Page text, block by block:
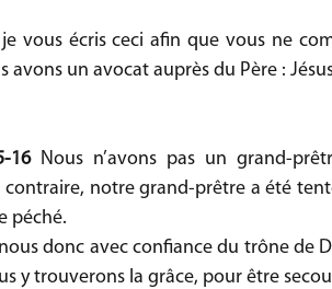
vous écris ceci afin que vous ne
avons un avocat auprès du Père :
16 Nous n’avons pas un grand-
contraire, notre grand-prêtre a été
péché.
donc avec confiance du trône de
y trouverons la grâce, pour être